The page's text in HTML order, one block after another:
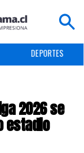
2026 se
estadio